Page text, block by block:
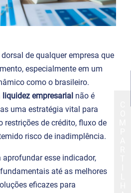
de qualquer empresa que
especialmente em um
como o brasileiro.
liquidez empresarial não é
uma estratégia vital para
restrições de crédito, fluxo de
risco de inadimplência.
esse indicador,
até as melhores
eficazes para